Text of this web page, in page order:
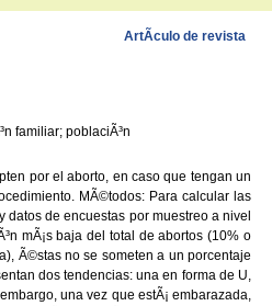
ArtÃ­culo de revista
familiar; poblaciÃ³n
por el aborto, en caso que tengan un
MÃ©todos: Para calcular las
de encuestas por muestreo a nivel
mÃ¡s baja del total de abortos (10% o
Ã©stas no se someten a un porcentaje
dos tendencias: una en forma de U,
una vez que estÃ¡ embarazada,